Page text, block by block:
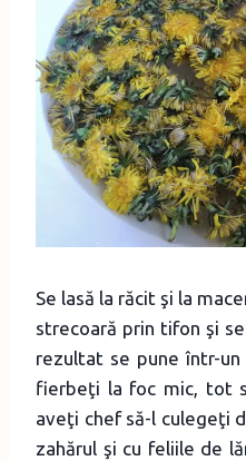
Se lasă la răcit şi la
strecoară prin tifon şi
rezultat se pune într-un
fierbeţi la foc mic, tot
aveţi chef să-l culegeţi
zahărul şi cu feliile de